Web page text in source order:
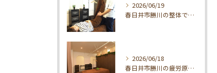
2026/06/19
春日井市勝川の整体で疲れを根本解消
2026/06/18
春日井市勝川の疲労原因と整体対策